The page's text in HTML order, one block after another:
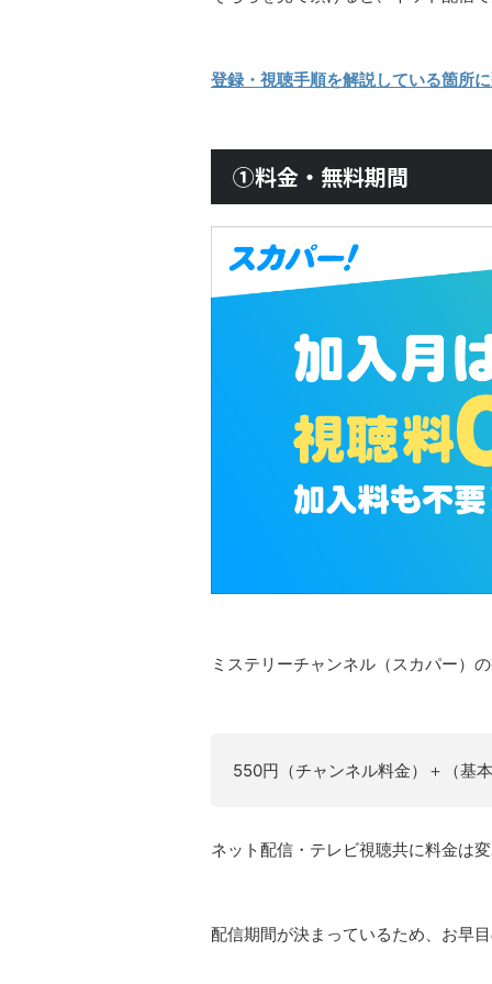
登録・視聴手順を解説している箇所
①料金・無料期間
ミステリーチャンネル（スカパー）
550円（チャンネル料金）＋（基
ネット配信・テレビ視聴共に料金は
配信期間が決まっているため、お早